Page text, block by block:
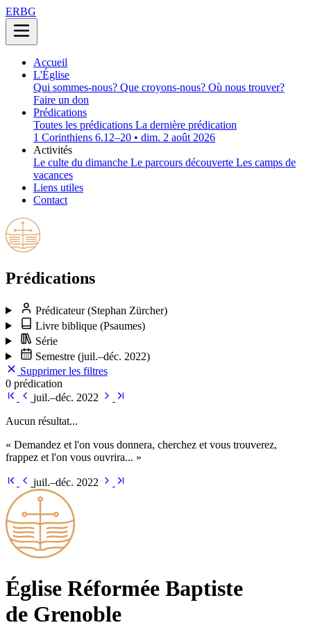
ERBG
Accueil
L'Église
Qui sommes-nous? Que croyons-nous? Où nous trouver?
Faire un don
Prédications
Toutes les prédications La dernière prédication
1 Corinthiens 6.12–20 • dim. 2 août 2026
Activités
Le culte du dimanche Le parcours découverte Les camps de
vacances
Liens utiles
Contact
Prédications
Prédicateur(Stephan Zürcher)
Livre biblique (Psaumes)
Série
Semestre (juil.–déc. 2022)
Supprimer les filtres
0 prédication
juil.–déc. 2022
Aucun résultat...
« Demandez et l'on vous donnera, cherchez et vous trouverez,
frappez et l'on vous ouvrira... »
juil.–déc. 2022
Église Ré­for­mée Bap­tiste
de Grenoble